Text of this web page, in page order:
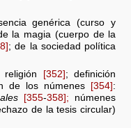
genérica (curso y
la magia (cuerpo de la
; de la sociedad política
religión
[352] ; definición
de los númenes [354] :
[355-358]; númenes
de la tesis circular)